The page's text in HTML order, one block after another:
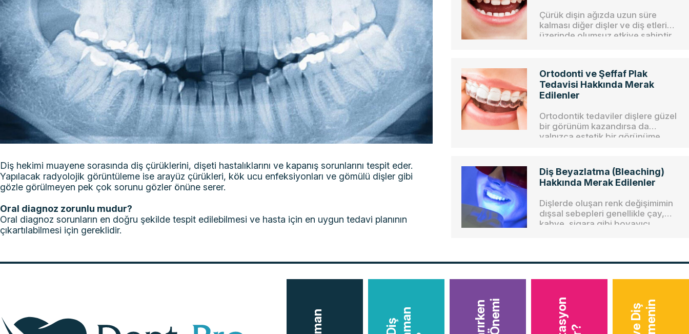
Diş hekimi muayene sorasında diş çürüklerini, dişeti hastalıklarını ve kapanış sorunlarını tespit eder.
Yapılacak radyolojik görüntüleme ise arayüz çürükleri, kök ucu enfeksiyonları ve gömülü dişler gibi
gözle görülmeyen pek çok sorunu gözler önüne serer.
Oral diagnoz zorunlu mudur?
Oral diagnoz sorunların en doğru şekilde tespit edilebilmesi ve hasta için en uygun tedavi planının
çıkartılabilmesi için gereklidir.
Çürük dişin ağızda uzun süre
kalması diğer dişler ve diş etleri
üzerinde olumsuz etkiye sahiptir.
Ortodonti ve Şeffaf Plak
Tedavisi Hakkında Merak
Edilenler
Ortodontik tedaviler dişlere güzel
bir görünüm kazandırsa da
yalnızca estetik bir görünüme
bozuklukları başta çiğneme ve
konuşma sorunları olmak üzere
hayat kalitesini düşüren pek çok
soruna neden olurlar.
Diş Beyazlatma (Bleaching)
Hakkında Merak Edilenler
Dişlerde oluşan renk değişimimin
dışsal sebepleri genellikle çay,
kahve, sigara gibi boyayıcı